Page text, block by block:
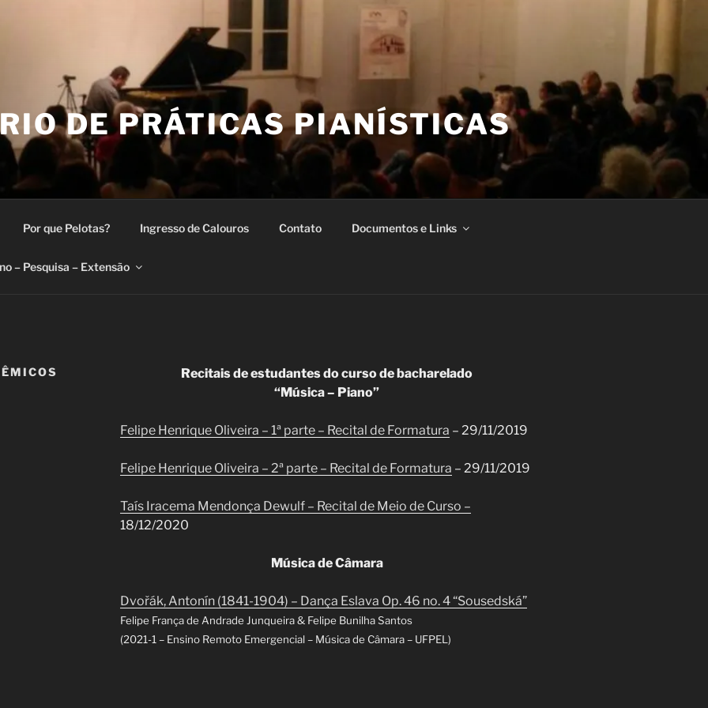
DE PRÁTICAS PIANÍSTICAS
Por que Pelotas? Ingresso de Calouros Contato Documentos e Links
– Pesquisa – Extensão
Recitais de estudantes do curso de bacharelado
“Música – Piano”
Felipe Henrique Oliveira – 1ª parte – Recital de Formatura – 29/11/2019
Felipe Henrique Oliveira – 2ª parte – Recital de Formatura – 29/11/2019
Taís Iracema Mendonça Dewulf – Recital de Meio de Curso –
18/12/2020
Música de Câmara
Dvořák, Antonín (1841-1904) – Dança Eslava Op. 46 no. 4 “Sousedská”
Felipe França de Andrade Junqueira & Felipe Bunilha Santos
(2021-1 – Ensino Remoto Emergencial – Música de Câmara – UFPEL)